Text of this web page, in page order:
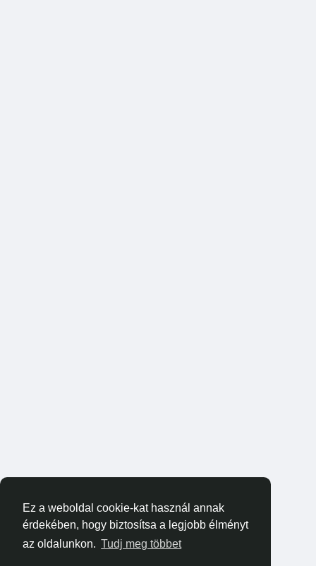
Ez a weboldal cookie-kat használ annak
érdekében, hogy biztosítsa a legjobb élményt
az oldalunkon. Tudj meg többet